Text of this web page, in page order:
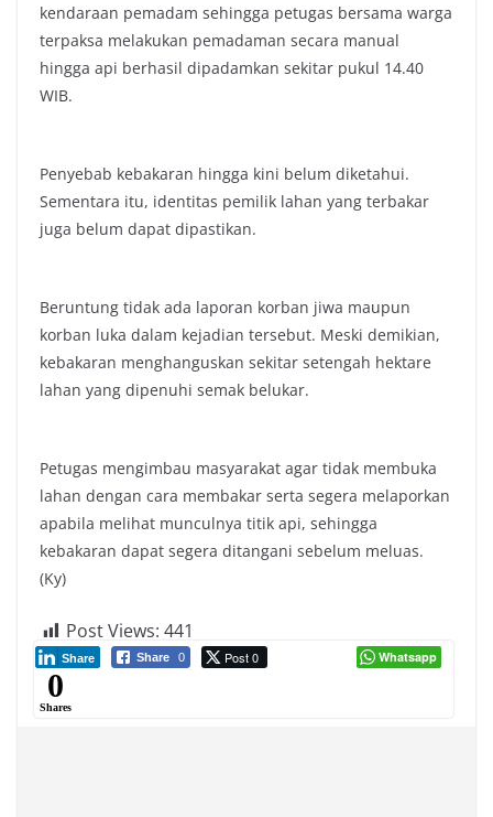
kendaraan pemadam sehingga petugas bersama warga
terpaksa melakukan pemadaman secara manual
hingga api berhasil dipadamkan sekitar pukul 14.40
WIB.
Penyebab kebakaran hingga kini belum diketahui.
Sementara itu, identitas pemilik lahan yang terbakar
juga belum dapat dipastikan.
Beruntung tidak ada laporan korban jiwa maupun
korban luka dalam kejadian tersebut. Meski demikian,
kebakaran menghanguskan sekitar setengah hektare
lahan yang dipenuhi semak belukar.
Petugas mengimbau masyarakat agar tidak membuka
lahan dengan cara membakar serta segera melaporkan
apabila melihat munculnya titik api, sehingga
kebakaran dapat segera ditangani sebelum meluas.
(Ky)
Post Views: 441
Share 0 Post 0
Share Whatsapp
0
Shares